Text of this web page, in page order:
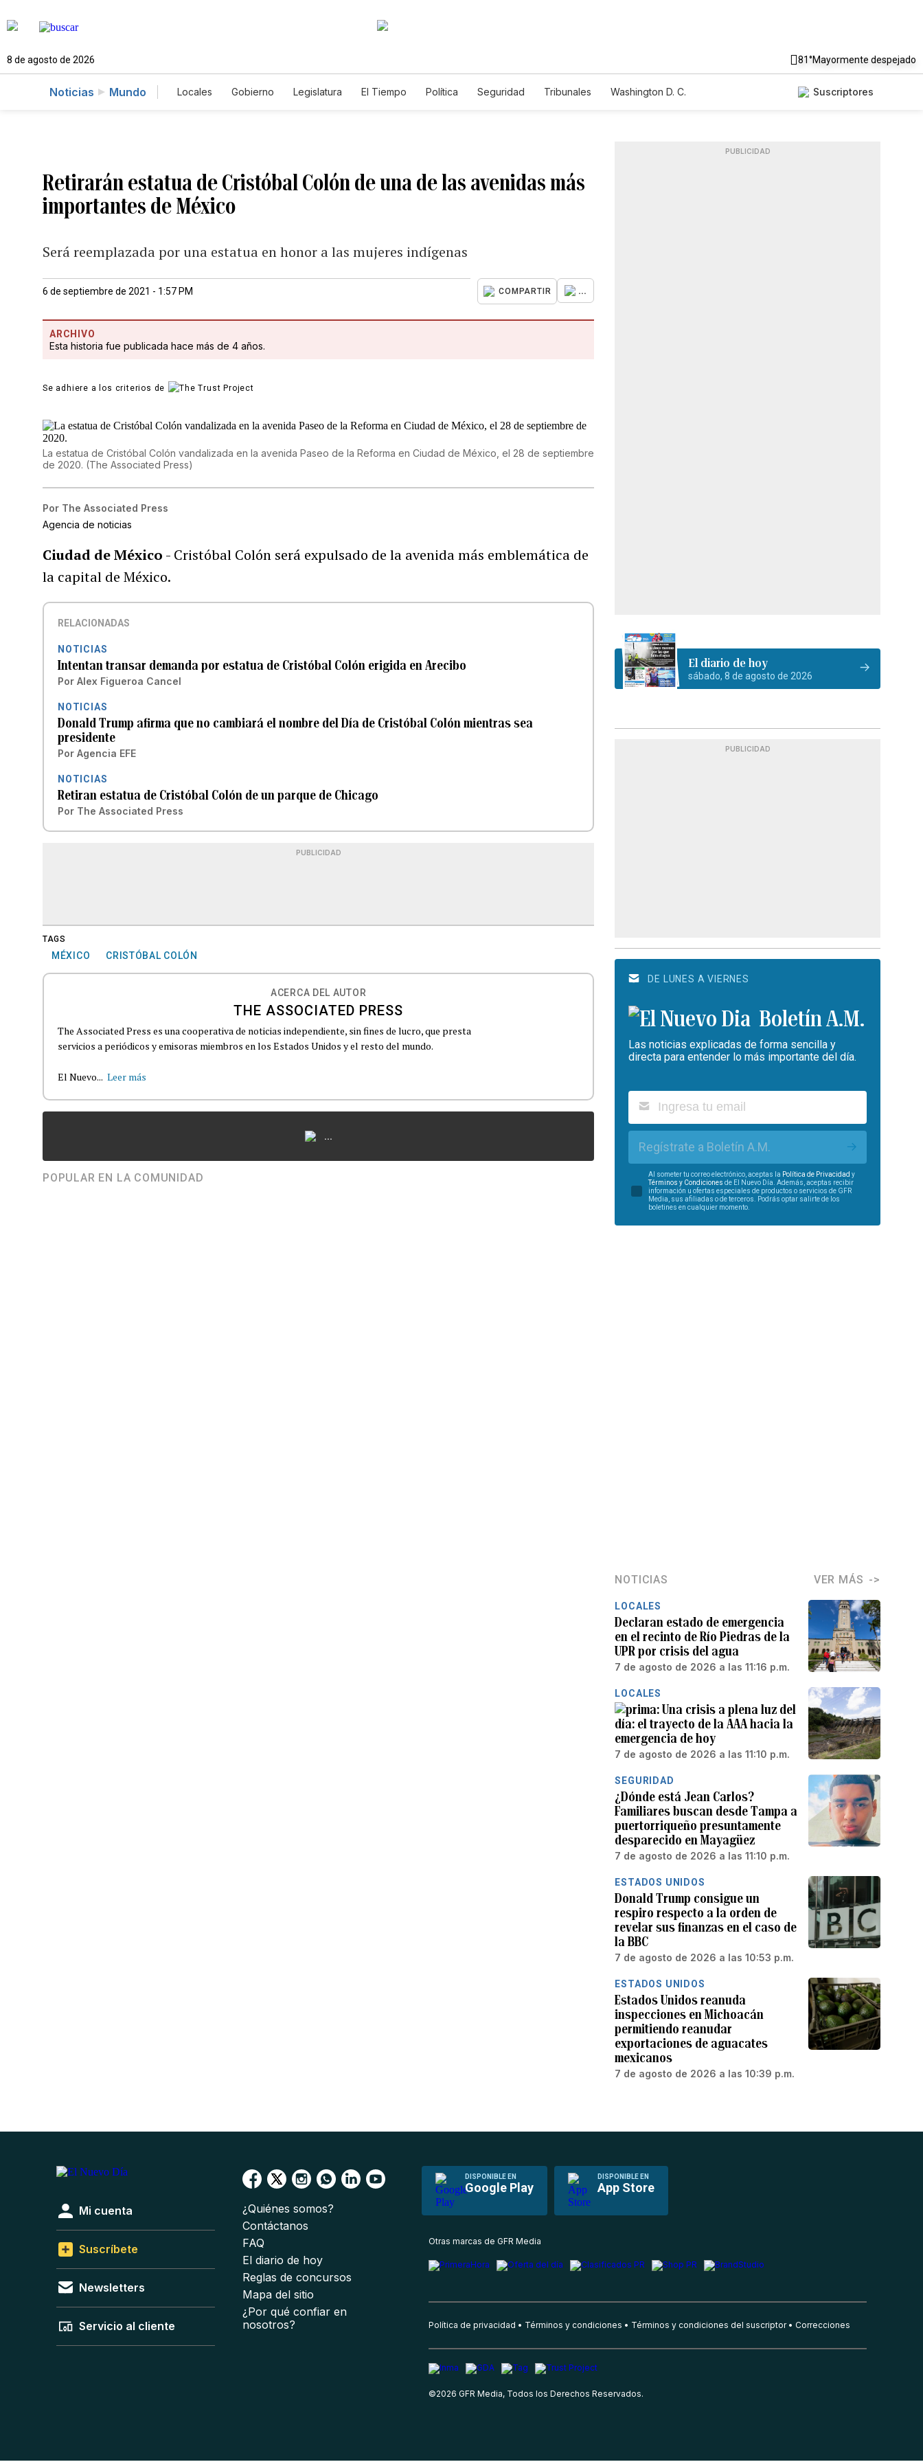
8 de agosto de 2026 81°Mayormente despejado
Noticias Mundo Locales Gobierno Legislatura El Tiempo Política Seguridad Tribunales
Washington D. C.
Suscriptores
Retirarán estatua de Cristóbal Colón de una de las avenidas más
importantes de México
Será reemplazada por una estatua en honor a las mujeres indígenas
6 de septiembre de 2021 - 1:57 PM COMPARTIR ...
ARCHIVO
Esta historia fue publicada hace más de 4 años.
Se adhiere a los criterios de
La estatua de Cristóbal Colón vandalizada en la avenida Paseo de la Reforma en Ciudad de México, el 28 de septiembre
de 2020. (The Associated Press)
Por The Associated Press
Agencia de noticias
Ciudad de México - Cristóbal Colón será expulsado de la avenida más emblemática de
la capital de México.
RELACIONADAS
NOTICIAS
Intentan transar demanda por estatua de Cristóbal Colón erigida en Arecibo
Por Alex Figueroa Cancel
NOTICIAS
Donald Trump afirma que no cambiará el nombre del Día de Cristóbal Colón mientras sea
presidente
Por Agencia EFE
NOTICIAS
Retiran estatua de Cristóbal Colón de un parque de Chicago
Por The Associated Press
PUBLICIDAD
TAGS
MÉXICO CRISTÓBAL COLÓN
ACERCA DEL AUTOR
THE ASSOCIATED PRESS
The Associated Press es una cooperativa de noticias independiente, sin fines de lucro, que presta
servicios a periódicos y emisoras miembros en los Estados Unidos y el resto del mundo.
El Nuevo... Leer más
...
POPULAR EN LA COMUNIDAD
PUBLICIDAD
El diario de hoy
sábado, 8 de agosto de 2026
PUBLICIDAD
DE LUNES A VIERNES
Boletín A.M.
Las noticias explicadas de forma sencilla y
directa para entender lo más importante del día.
Regístrate a Boletín A.M.
Al someter tu correo electrónico, aceptas la Política de Privacidad y
Términos y Condiciones de El Nuevo Día. Además, aceptas recibir
información u ofertas especiales de productos o servicios de GFR
Media, sus afiliadas o de terceros. Podrás optar salirte de los
boletines en cualquier momento.
NOTICIAS VER MÁS
LOCALES
Declaran estado de emergencia
en el recinto de Río Piedras de la
UPR por crisis del agua
7 de agosto de 2026 a las 11:16 p.m.
LOCALES
Una crisis a plena luz del
día: el trayecto de la AAA hacia la
emergencia de hoy
7 de agosto de 2026 a las 11:10 p.m.
SEGURIDAD
¿Dónde está Jean Carlos?
Familiares buscan desde Tampa a
puertorriqueño presuntamente
desparecido en Mayagüez
7 de agosto de 2026 a las 11:10 p.m.
ESTADOS UNIDOS
Donald Trump consigue un
respiro respecto a la orden de
revelar sus finanzas en el caso de
la BBC
7 de agosto de 2026 a las 10:53 p.m.
ESTADOS UNIDOS
Estados Unidos reanuda
inspecciones en Michoacán
permitiendo reanudar
exportaciones de aguacates
mexicanos
7 de agosto de 2026 a las 10:39 p.m.
DISPONIBLE EN
Google Play
DISPONIBLE EN
App Store
Mi cuenta
Suscríbete
Newsletters
Servicio al cliente
¿Quiénes somos?
Contáctanos
FAQ
El diario de hoy
Reglas de concursos
Mapa del sitio
¿Por qué confiar en
nosotros?
Otras marcas de GFR Media
Política de privacidad Términos y condiciones Términos y condiciones del suscriptor Correcciones
©2026 GFR Media, Todos los Derechos Reservados.